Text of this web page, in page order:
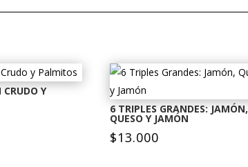
CRUDO Y
6 TRIPLES GRANDES: JAMÓN,
QUESO Y JAMÓN
$13.000